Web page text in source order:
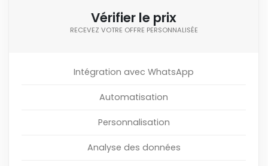
Vérifier le prix
RECEVEZ VOTRE OFFRE PERSONNALISÉE
Intégration avec WhatsApp
Automatisation
Personnalisation
Analyse des données